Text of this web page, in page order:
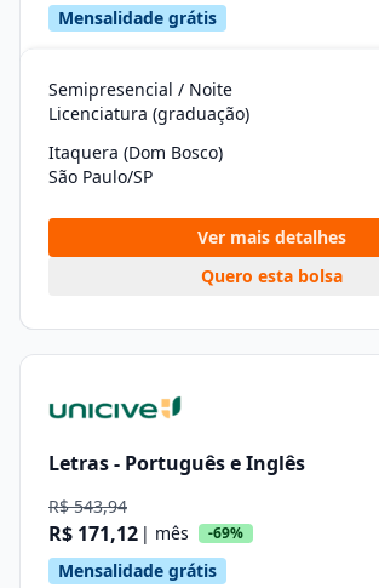
Mensalidade grátis
Semipresencial / Noite
Licenciatura (graduação)
Itaquera (Dom Bosco)
São Paulo/SP
Ver mais detalhes
Quero esta bolsa
Letras - Português e Inglês
R$ 543,94
R$ 171,12 | mês -69%
Mensalidade grátis